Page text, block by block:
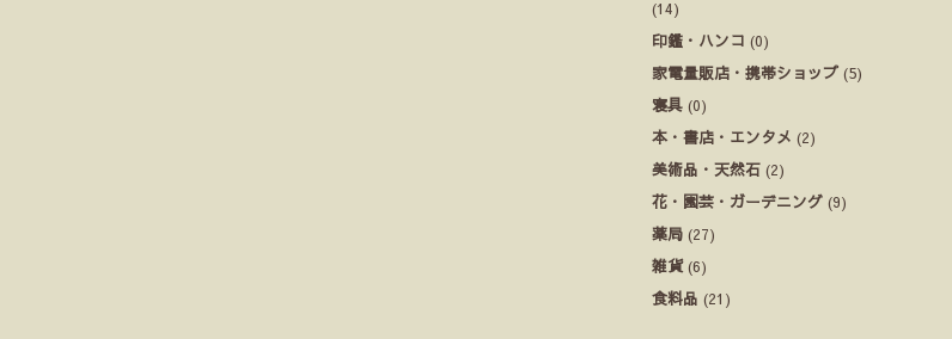
(14)
印鑑・ハンコ (0)
家電量販店・携帯ショップ (5)
寝具 (0)
本・書店・エンタメ (2)
美術品・天然石 (2)
花・園芸・ガーデニング (9)
薬局 (27)
雑貨(6)
食料品 (21)